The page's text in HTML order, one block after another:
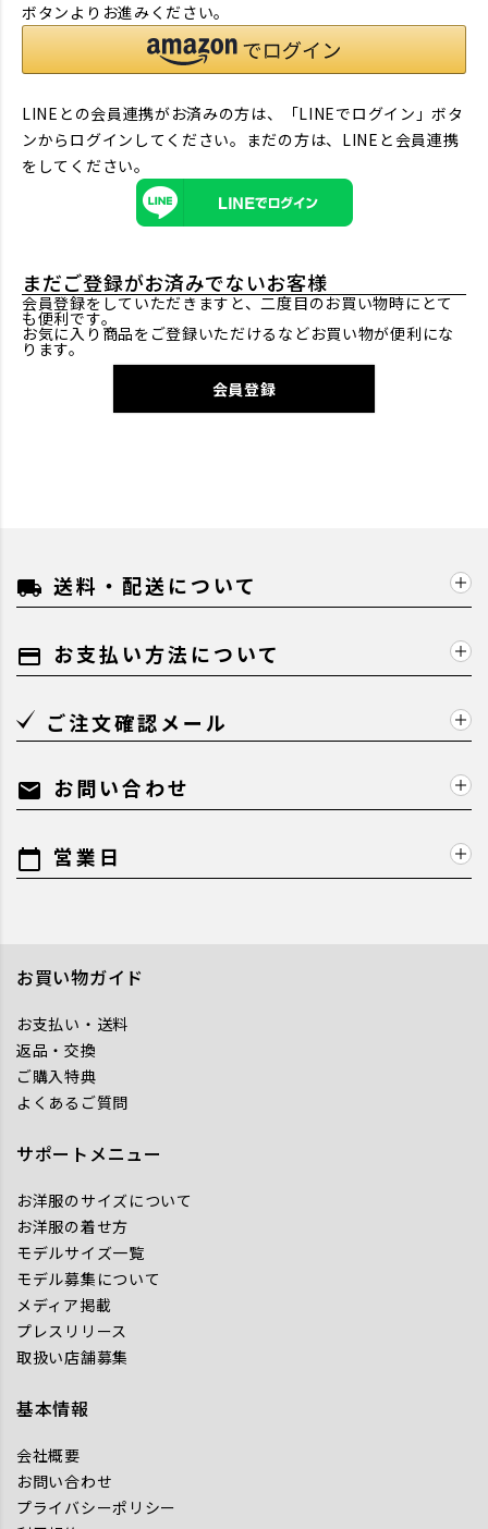
ボタンよりお進みください。
LINEとの会員連携がお済みの方は、「LINEでログイン」ボタ
ンからログインしてください。まだの方は、 LINEと会員連携
をしてください。
まだご登録がお済みでないお客様
会員登録をしていただきますと、二度目のお買い物時にとて
も便利です。
お気に入り商品をご登録いただけるなどお買い物が便利にな
ります。
会員登録
local_shipping 送料・配送について
payment お支払い方法について
ご注文確認メール
mail お問い合わせ
calendar_today 営業日
お買い物ガイド
お支払い・送料
返品・交換
ご購入特典
よくあるご質問
サポートメニュー
お洋服のサイズについて
お洋服の着せ方
モデルサイズ一覧
モデル募集について
メディア掲載
プレスリリース
取扱い店舗募集
基本情報
会社概要
お問い合わせ
プライバシーポリシー